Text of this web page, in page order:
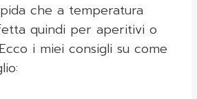
che a temperatura
quindi per aperitivi o
i miei consigli su come